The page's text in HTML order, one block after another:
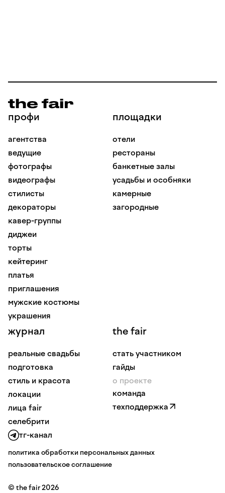
профи
агентства
ведущие
фотографы
видеографы
стилисты
декораторы
кавер-группы
диджеи
торты
кейтеринг
платья
приглашения
мужские костюмы
украшения
площадки
отели
рестораны
банкетные залы
усадьбы и особняки
камерные
загородные
журнал
реальные свадьбы
подготовка
стиль и красота
локации
лица fair
селебрити
the fair
стать участником
гайды
о проекте
команда
техподдержка
тг-канал
политика обработки персональных данных
пользовательское соглашение
© the fair 2026